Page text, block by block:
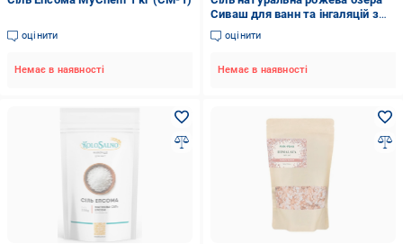
оцінити
Немає в наявності
Сиваш для ванн та інгаляцій з
бета-каротином 1 кг
(2393624207)
оцінити
Немає в наявності